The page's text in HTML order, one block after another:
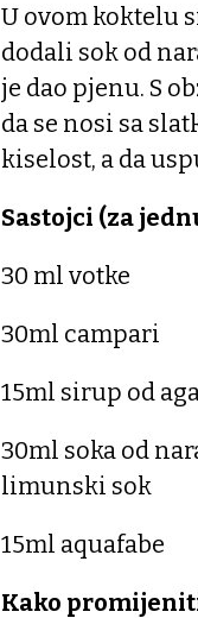
U ovom koktelu
dodali sok od
je dao pjenu. S
da se nosi sa
kiselost, a da
Sastojci (za
30 ml votke
30ml campari
15ml sirup od
30ml soka od
limunski sok
15ml aquafabe
Kako